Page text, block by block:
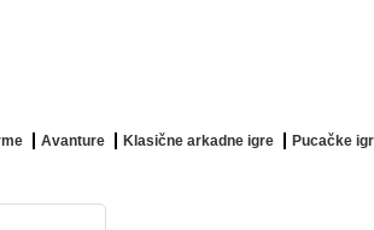
Avanture Klasične arkadne igre Pucačke